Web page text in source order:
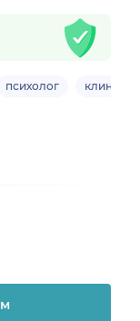
психолог